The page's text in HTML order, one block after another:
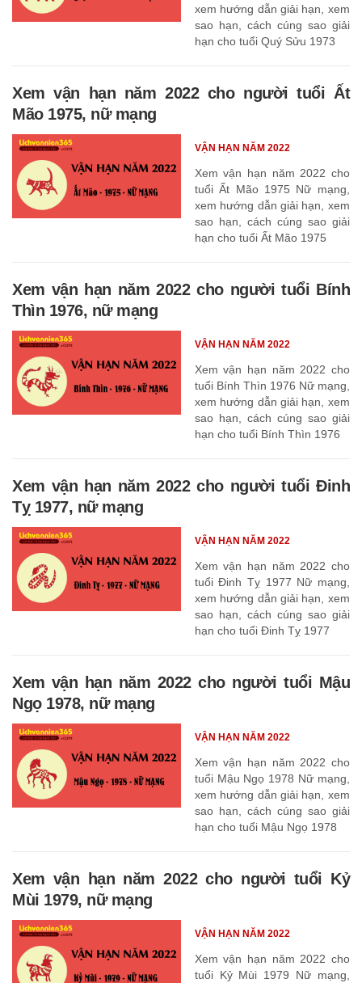
xem hướng dẫn giải hạn, xem
sao hạn, cách cúng sao giải
hạn cho tuổi Quý Sửu 1973
Xem vận hạn năm 2022 cho người tuổi Ất
Mão 1975, nữ mạng
Xem vận hạn năm 2022 cho
tuổi Ất Mão 1975 Nữ mạng,
xem hướng dẫn giải hạn, xem
sao hạn, cách cúng sao giải
hạn cho tuổi Ất Mão 1975
VẬN HẠN NĂM 2022
Xem vận hạn năm 2022 cho người tuổi Bính
Thìn 1976, nữ mạng
Xem vận hạn năm 2022 cho
tuổi Bính Thìn 1976 Nữ mạng,
xem hướng dẫn giải hạn, xem
sao hạn, cách cúng sao giải
hạn cho tuổi Bính Thìn 1976
VẬN HẠN NĂM 2022
Xem vận hạn năm 2022 cho người tuổi Đinh
Tỵ 1977, nữ mạng
Xem vận hạn năm 2022 cho
tuổi Đinh Tỵ 1977 Nữ mạng,
xem hướng dẫn giải hạn, xem
sao hạn, cách cúng sao giải
hạn cho tuổi Đinh Tỵ 1977
VẬN HẠN NĂM 2022
Xem vận hạn năm 2022 cho người tuổi Mậu
Ngọ 1978, nữ mạng
Xem vận hạn năm 2022 cho
tuổi Mậu Ngọ 1978 Nữ mạng,
xem hướng dẫn giải hạn, xem
sao hạn, cách cúng sao giải
hạn cho tuổi Mậu Ngọ 1978
VẬN HẠN NĂM 2022
Xem vận hạn năm 2022 cho người tuổi Kỷ
Mùi 1979, nữ mạng
Xem vận hạn năm 2022 cho
tuổi Kỷ Mùi 1979 Nữ mạng,
VẬN HẠN NĂM 2022